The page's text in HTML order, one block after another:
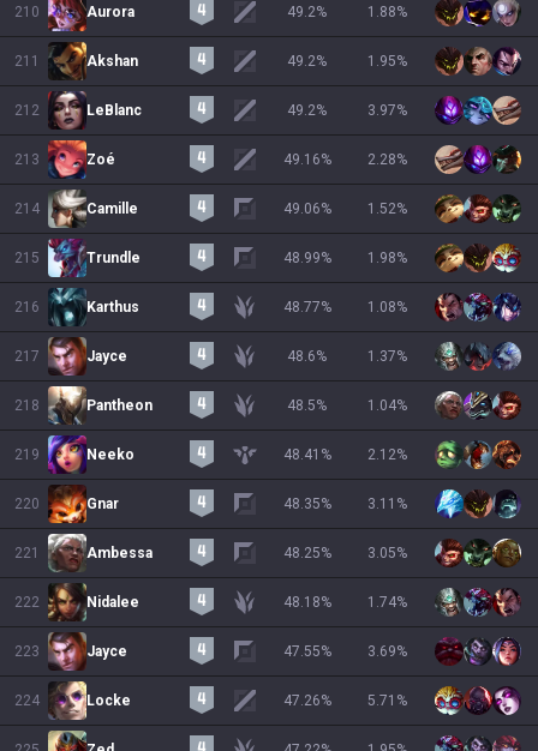
210 Aurora 49.2% 1.88%
211 Akshan 49.2% 1.95%
212 LeBlanc 49.2% 3.97%
213 Zoé 49.16% 2.28%
214 Camille 49.06% 1.52%
215 Trundle 48.99% 1.98%
216 Karthus 48.77% 1.08%
217 Jayce 48.6% 1.37%
218 Pantheon 48.5% 1.04%
219 Neeko 48.41 % 2.12%
220 Gnar 48.35% 3.11 %
221 Ambessa 48.25% 3.05%
222 Nidalee 48.18% 1.74%
223 Jayce 47.55% 3.69%
224 Locke 47.26% 5.71 %